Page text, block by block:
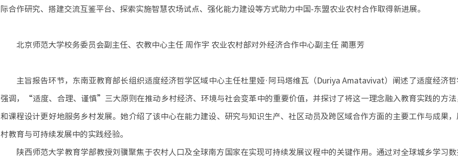
际合作研究、搭建交流互鉴平台、探索实施智慧农场试点、强化能力建设等方式助力中国-东盟农业农村合作取得新进展。
北京师范大学校务委员会副主任、农教中心主任 周作宇 农业农村部对外经济合作中心副主任 蔺惠芳
主旨报告环节，东南亚教育部长组织适度经济哲学区域中心主任杜里娅·阿玛塔维瓦（Duriya Amatavivat）阐述了适度经济
强调，“适度、合理、谨慎”三大原则在推动乡村经济、环境与社会变革中的重要价值，并探讨了将这一理念融入教育实践的方
和课程设计更好地服务乡村发展。她介绍了该中心在能力建设、研究与知识生产、社区动员及跨区域合作方面的主要工作与成果
村教育与可持续发展中的实践经验。
陕西师范大学教育学部教授刘骥聚焦于农村人口及全球南方国家在实现可持续发展议程中的关键作用。通过对全球城乡学习